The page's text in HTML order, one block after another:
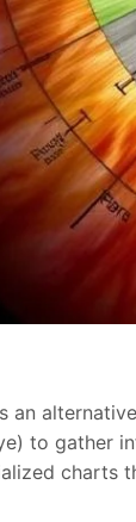
an
to gather
charts